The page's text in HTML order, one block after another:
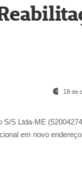
18 de
S/S Ltda-ME
em novo